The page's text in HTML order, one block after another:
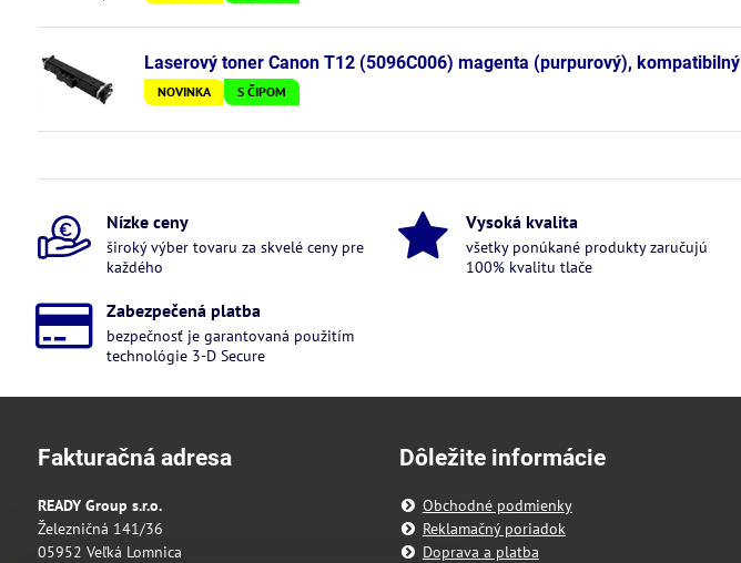
Laserový toner Canon T12 (5096C006) magenta (purpurový), kompatibilný
NOVINKA S ČIPOM
Nízke ceny
široký výber tovaru za skvelé ceny pre
každého
Vysoká kvalita
všetky ponúkané produkty zaručujú
100% kvalitu tlače
Zabezpečená platba
bezpečnosť je garantovaná použitím
technológie 3-D Secure
Fakturačná adresa
READY Group s.r.o.
Železničná 141/36
05952 Veľká Lomnica
Dôležite informácie
Obchodné podmienky
Reklamačný poriadok
Doprava a platba